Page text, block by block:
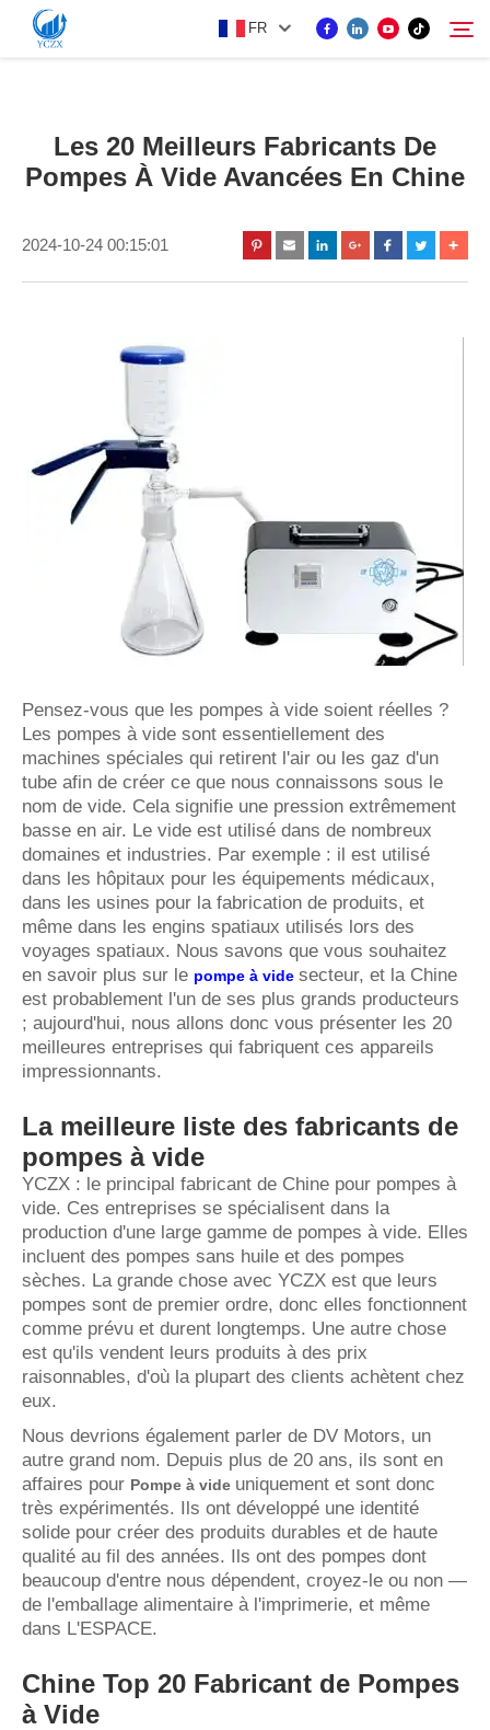
FR
PRODUIT
Rechercher
Les 20 Meilleurs Fabricants De
Pompes À Vide Avancées En Chine
2024-10-24 00:15:01
Pensez-vous que les pompes à vide soient réelles ?
Les pompes à vide sont essentiellement des
machines spéciales qui retirent l'air ou les gaz d'un
tube afin de créer ce que nous connaissons sous le
nom de vide. Cela signifie une pression extrêmement
basse en air. Le vide est utilisé dans de nombreux
domaines et industries. Par exemple : il est utilisé
dans les hôpitaux pour les équipements médicaux,
dans les usines pour la fabrication de produits, et
même dans les engins spatiaux utilisés lors des
voyages spatiaux. Nous savons que vous souhaitez
en savoir plus sur le pompe à vide secteur, et la Chine
est probablement l'un de ses plus grands producteurs
; aujourd'hui, nous allons donc vous présenter les 20
meilleures entreprises qui fabriquent ces appareils
impressionnants.
La meilleure liste des fabricants de
pompes à vide
YCZX : le principal fabricant de Chine pour pompes à
vide. Ces entreprises se spécialisent dans la
production d'une large gamme de pompes à vide. Elles
incluent des pompes sans huile et des pompes
sèches. La grande chose avec YCZX est que leurs
pompes sont de premier ordre, donc elles fonctionnent
comme prévu et durent longtemps. Une autre chose
est qu'ils vendent leurs produits à des prix
raisonnables, d'où la plupart des clients achètent chez
eux.
Nous devrions également parler de DV Motors, un
autre grand nom. Depuis plus de 20 ans, ils sont en
affaires pour Pompe à vide uniquement et sont donc
très expérimentés. Ils ont développé une identité
solide pour créer des produits durables et de haute
qualité au fil des années. Ils ont des pompes dont
beaucoup d'entre nous dépendent, croyez-le ou non —
de l'emballage alimentaire à l'imprimerie, et même
dans L'ESPACE.
Chine Top 20 Fabricant de Pompes
à Vide